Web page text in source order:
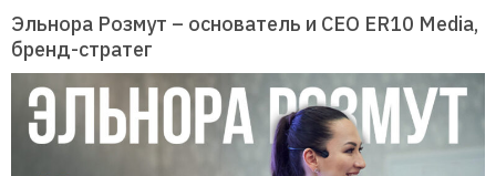
Эльнора Розмут – основатель и CEO ER10 Media,
бренд-стратег